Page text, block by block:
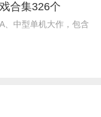
合集326个
、中型单机大作，包含